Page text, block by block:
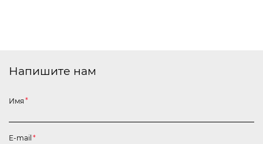
Напишите нам
Имя *
E-mail *